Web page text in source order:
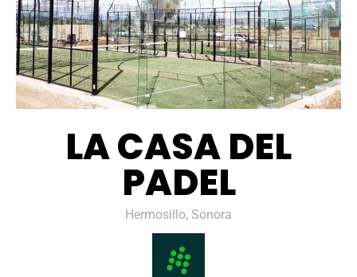
LA CASA DEL
PADEL
Hermosillo, Sonora